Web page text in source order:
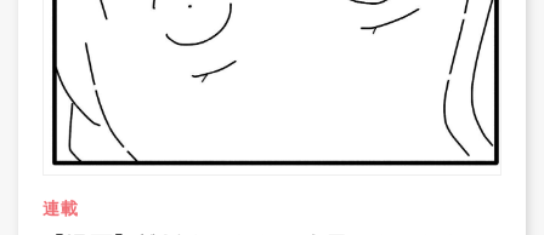
連載